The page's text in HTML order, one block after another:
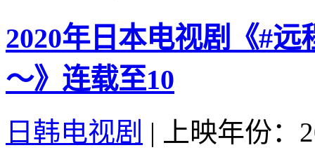
2020年日本电视剧《#
～》连载至10
日韩电视剧 |
上映年份：